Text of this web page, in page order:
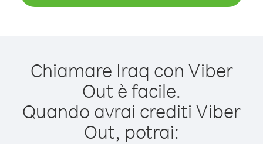
Chiamare Iraq con Viber
Out è facile.
Quando avrai crediti Viber
Out, potrai: